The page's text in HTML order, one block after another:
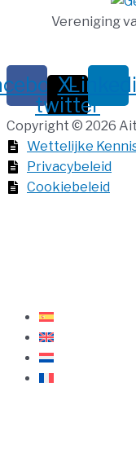
Vereniging
X-
twitter
Copyright © 2026
Wettelijke
Privacybeleid
Cookiebeleid